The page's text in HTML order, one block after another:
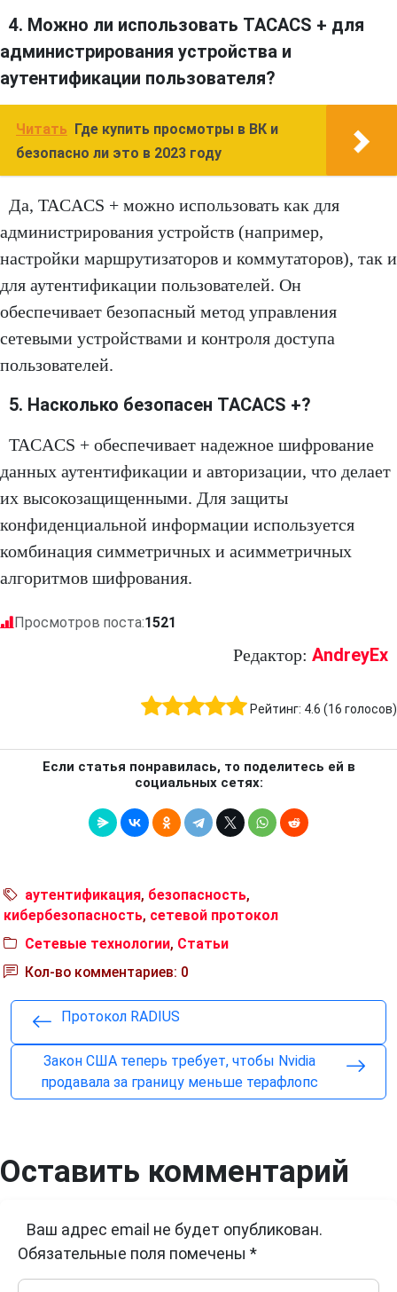
4. Можно ли использовать TACACS + для
администрирования устройства и
аутентификации пользователя?
Читать Где купить просмотры в ВК и
безопасно ли это в 2023 году
Да, TACACS + можно использовать как для
администрирования устройств (например,
настройки маршрутизаторов и коммутаторов), так и
для аутентификации пользователей. Он
обеспечивает безопасный метод управления
сетевыми устройствами и контроля доступа
пользователей.
5. Насколько безопасен TACACS +?
TACACS + обеспечивает надежное шифрование
данных аутентификации и авторизации, что делает
их высокозащищенными. Для защиты
конфиденциальной информации используется
комбинация симметричных и асимметричных
алгоритмов шифрования.
Просмотров поста:1521
Редактор: AndreyEx
Рейтинг: 4.6 (16 голосов)
Если статья понравилась, то поделитесь ей в
социальных сетях:
аутентификация, безопасность,
кибербезопасность, сетевой протокол
Сетевые технологии, Статьи
Кол-во комментариев: 0
Протокол RADIUS
Закон США теперь требует, чтобы Nvidia
продавала за границу меньше терафлопс
Оставить комментарий
Ваш адрес email не будет опубликован.
Обязательные поля помечены *